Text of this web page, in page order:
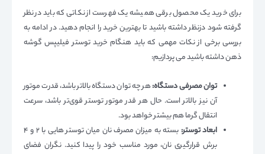
برای خرید یک محصول برقی همیشه یک فهرست از نکاتی که باید در نظر
گرفته شود دزنظر داشته باشید تا بهترین خرید را انجام دهید. در ادامه به
بررسی برخی از نکات مهمی که باید هنگام خرید توستر فیلیپس گوشه
ذهن داشته باشید می پردازیم:
توان مصرفی دستگاه:هر چه توان دستگاه بالاتر باشد، قدرت موتور
آن نیز بالاتر است. حال هر قدر موتور توستر قوی‌تر باشد، سرعت
انتقال گرما هم بیشتر خواهد بود.
ابعاد توستر:
بسته به میزان مصرف نان میان توستر هایی با ۲ و ۴
برش قرارگیری نان، مورد مناسب خود را پیدا کنید. نگران فضای